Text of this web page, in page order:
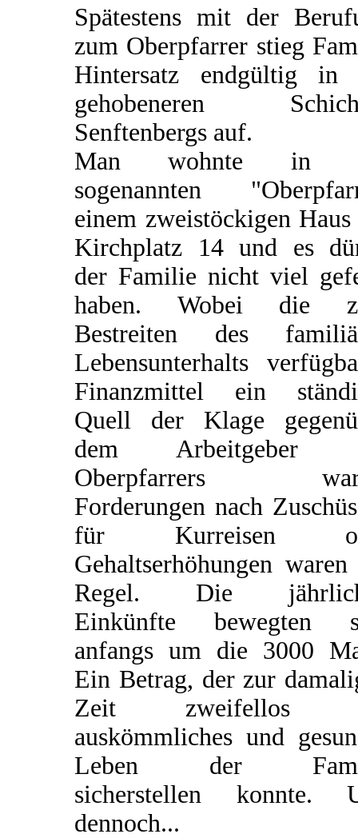
Spätestens mit der
zum Oberpfarrer stieg
Hintersatz endgültig in
gehobeneren
Senftenbergs auf.
Man wohnte in
sogenannten
einem zweistöckigen Haus
Kirchplatz 14 und es
der Familie nicht viel
haben. Wobei die
Bestreiten des
Lebensunterhalts
Finanzmittel ein
Quell der Klage
dem Arbeitgeber
Oberpfarrers
Forderungen nach
für Kurreisen
Gehaltserhöhungen
Regel. Die
Einkünfte bewegten
anfangs um die 3000
Ein Betrag, der zur
Zeit zweifellos
auskömmliches und
Leben der
sicherstellen konnte.
dennoch...